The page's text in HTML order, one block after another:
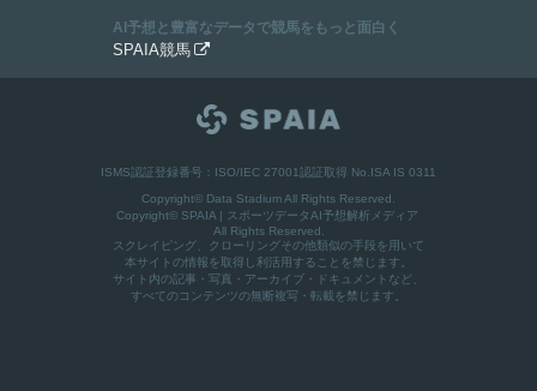
AI予想と豊富なデータで競馬をもっと面白く
SPAIA競馬 
ISMS認証登録番号：ISO/IEC 27001認証取得 No.ISA IS 0311
Copyright© Data Stadium All Rights Reserved.
Copyright© SPAIA | スポーツデータAI予想解析メディア
All Rights Reserved.
スクレイピング、クローリングその他類似の手段を用いて
本サイトの情報を取得し利活用することを禁じます。
サイト内の記事・写真・アーカイブ・ドキュメントなど、
すべてのコンテンツの無断複写・転載を禁じます。